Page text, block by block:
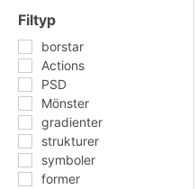
Filtyp
borstar
Actions
PSD
Mönster
gradienter
strukturer
symboler
former